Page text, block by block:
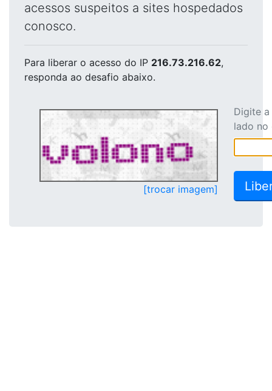
acessos suspeitos a sites hospedados
conosco.
Para liberar o acesso do IP 216.73.216.62,
responda ao desafio abaixo.
[trocar imagem]
Digite
lado no